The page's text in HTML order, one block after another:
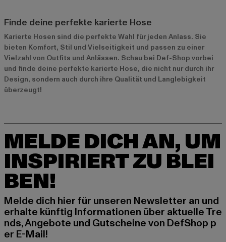
Finde deine perfekte karierte Hose
Karierte Hosen sind die perfekte Wahl für jeden Anlass. Sie
bieten Komfort, Stil und Vielseitigkeit und passen zu einer
Vielzahl von Outfits und Anlässen. Schau bei Def-Shop vorbei
und finde deine perfekte karierte Hose, die nicht nur durch ihr
Design, sondern auch durch ihre Qualität und Langlebigkeit
überzeugt!
MELDE DICH AN, UM
INSPIRIERT ZU BLEI
BEN!
Melde dich hier für unseren Newsletter an und
erhalte künftig Informationen über aktuelle Tre
nds, Angebote und Gutscheine von DefShop p
er E-Mail!